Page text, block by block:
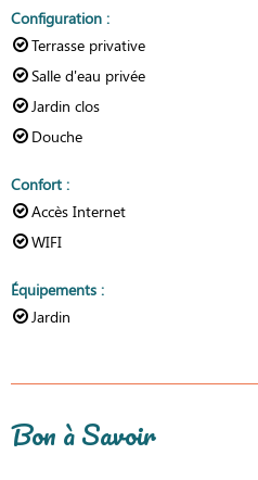
Configuration :
Terrasse privative
Salle d'eau privée
Jardin clos
Douche
Confort :
Accès Internet
WIFI
Équipements :
Jardin
Bon à Savoir